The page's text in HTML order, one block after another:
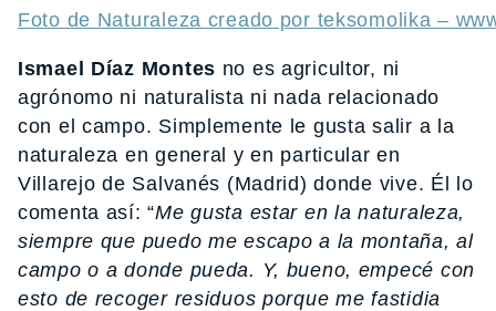
Foto de Naturaleza creado por teksomolika –
Ismael Díaz Montes no es agricultor, ni
agrónomo ni naturalista ni nada relacionado
con el campo. Simplemente le gusta salir a la
naturaleza en general y en particular en
Villarejo de Salvanés (Madrid) donde vive. Él lo
comenta así: “Me gusta estar en la naturaleza,
siempre que puedo me escapo a la montaña, al
campo o a donde pueda. Y, bueno, empecé con
esto de recoger residuos porque me fastidia